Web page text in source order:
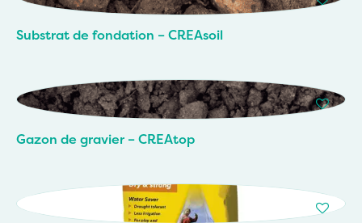
Substrat de fondation – CREAsoil
Gazon de gravier – CREAtop